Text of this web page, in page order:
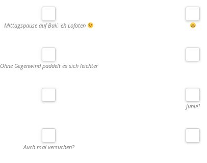
Mittagspause auf Bali, eh Lofoten
Ohne Gegenwind paddelt es sich leichter
juhu!!
Auch mal versuchen?